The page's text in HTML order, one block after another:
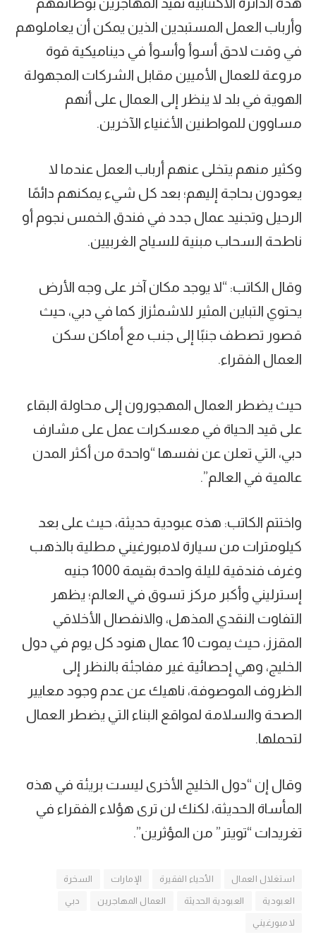
وأرباب العمل المستبدين الذين يمكن أن يعاملوهم
في وقت لاحق أسوأ وأسوأ في ديناميكية قوة
مروعة للعمال الأميين مقابل الشركات المجهولة
الهوية في بلد لا ينظر إلى العمال على أنهم
مساوون للمواطنين الأغنياء الآخرين.
وكثير منهم يتخلى عنهم أرباب العمل عندما لا
يعودون بحاجة إليهم؛ بعد كل شيء يمكنهم دائمًا
الرحيل وتجنيد عمال جدد في فندق الخمس نجوم أو
ناطحة السحاب مبنية للسياح الغربيين.
وقال الكاتب: “لا يوجد مكان آخر على وجه الأرض
يحتوي التباين المثير للاشمئزاز كما في دبي، حيث
قصور تصطف جنبًا إلى جنب مع أماكن سكن
العمال الفقراء.
حيث يضطر العمال المهجورون إلى محاولة البقاء
على قيد الحياة في معسكرات عمل على مشارف
دبي، التي تعلن عن نفسها “واحدة من أكثر المدن
عالمية في العالم”.
واختتم الكاتب: هذه عبودية حديثة، حيث على بعد
كيلومترات من سيارة لامبورغيني مطلية بالذهب
وغرف فندقية لليلة واحدة بقيمة 1000 جنيه
إسترليني وأكبر مركز تسوق في العالم؛ يظهر
التفاوت النقدي المذهل، والانفصال الأخلاقي
المقزز، حيث يموت 10 عمال هنود كل يوم في دول
الخليج، وهي إحصائية غير مفاجئة بالنظر إلى
الظروف الموصوفة، ناهيك عن عدم وجود معايير
الصحة والسلامة لمواقع البناء التي يضطر العمال
لتحملها.
وقال إن “دول الخليج الأخرى ليست بريئة في هذه
المأساة الحديثة، لكنك لن ترى هؤلاء الفقراء في
تغريدات “تويتر” من المؤثرين”.
استغلال العمال الأحياء الفقيرة الإمارات السخرة
العبودية العبودية الحديثة العمال المهاجرين دبي
لامبورغيني